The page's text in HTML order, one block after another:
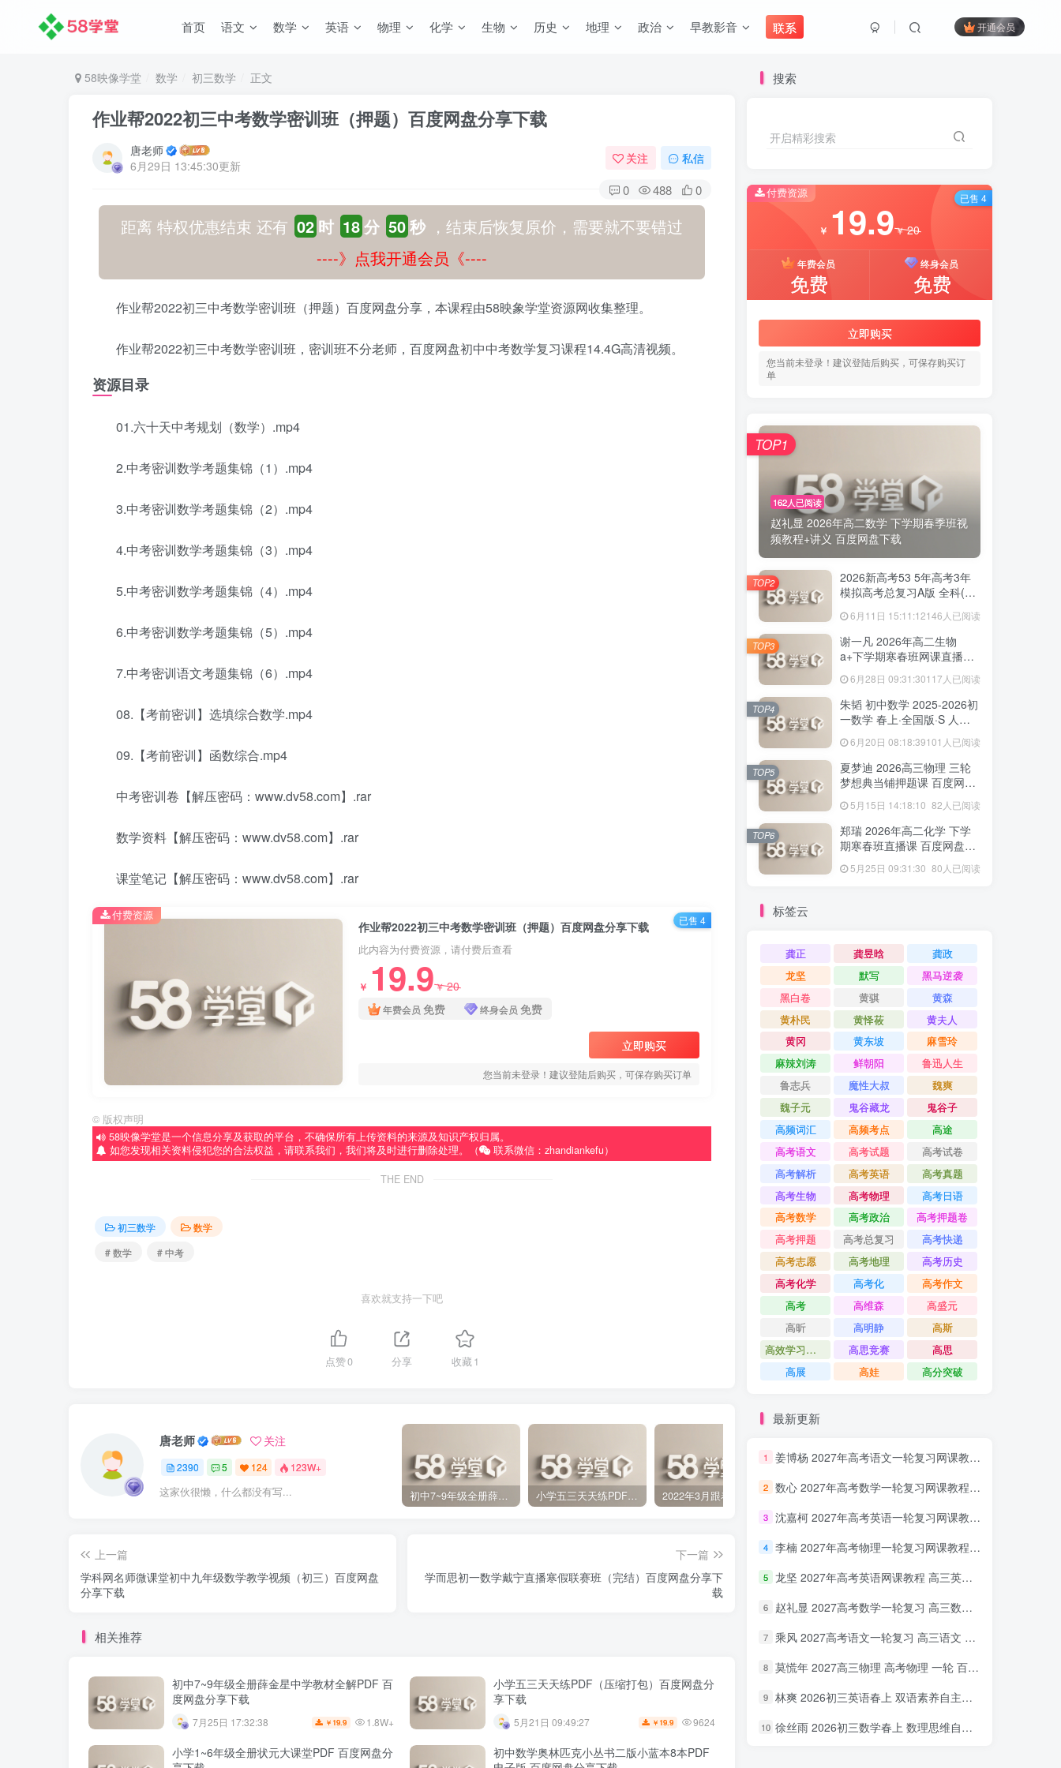
首页 语文 数学 英语 物理 化学 生物 历史 地理 政治 早教影音 联系 开通会员
58映像学堂 数学 初三数学 正文
作业帮2022初三中考数学密训班（押题）百度网盘分享下载
唐老师
6月29日 13:45:30更新
关注 私信
0 488 0
距离 特权优惠结束 还有 02 时 18分 49秒，结束后恢复原价，需要就不要错过
----》点我开通会员《----
作业帮2022初三中考数学密训班（押题）百度网盘分享，本课程由58映象学堂资源网收集整理。
作业帮2022初三中考数学密训班，密训班不分老师，百度网盘初中中考数学复习课程14.4G高清视频。
资源目录
01.六十天中考规划（数学）.mp4
2.中考密训数学考题集锦（1）.mp4
3.中考密训数学考题集锦（2）.mp4
4.中考密训数学考题集锦（3）.mp4
5.中考密训数学考题集锦（4）.mp4
6.中考密训数学考题集锦（5）.mp4
7.中考密训语文考题集锦（6）.mp4
08.【考前密训】选填综合数学.mp4
09.【考前密训】函数综合.mp4
中考密训卷【解压密码：www.dv58.com】.rar
数学资料【解压密码：www.dv58.com】.rar
课堂笔记【解压密码：www.dv58.com】.rar
作业帮2022初三中考数学密训班（押题）百度网盘分享下载
此内容为付费资源，请付费后查看
￥ 19.9￥20
年费会员 免费 终身会员 免费
立即购买
您当前未登录！建议登陆后购买，可保存购买订单
付费资源 已售 4
© 版权声明
58映像学堂是一个信息分享及获取的平台，不确保所有上传资料的来源及知识产权归属。
如您发现相关资料侵犯您的合法权益，请联系我们，我们将及时进行删除处理。（
联系微信：zhandiankefu）
THE END
初三数学
数学
# 数学
# 中考
喜欢就支持一下吧
点赞0 分享 收藏1
唐老师 关注
2390 5 124 123W+
这家伙很懒，什么都没有写... 初中7~9年级全册薛金星中学教材全解PDF 百度网盘分享下载 小学五三天天练PDF（压缩打包）百度网盘分享下载 2022年3月跟着书本去旅行 百度网盘分享下载
上一篇
学科网名师微课堂初中九年级数学教学视频（初三）百度网盘
分享下载
下一篇
学而思初一数学戴宁直播寒假联赛班（完结）百度网盘分享下
载
相关推荐
初中7~9年级全册薛金星中学教材全解PDF 百
度网盘分享下载
7月25日 17:32:38 ￥ 19.9 1.8W+
小学五三天天练PDF（压缩打包）百度网盘分
享下载
5月21日 09:49:27 ￥ 19.9 9624
小学1~6年级全册状元大课堂PDF 百度网盘分
初中数学奥林匹克小丛书二版小蓝本8本PDF
搜索
开启精彩搜索
付费资源
￥ 19.9￥20
年费会员
免费
终身会员
免费
立即购买
您当前未登录！建议登陆后购买，可保存购买订
单
已售 4
162人已阅读
赵礼显 2026年高二数学 下学期春季班视
频教程+讲义 百度网盘下载
TOP1
2026新高考53 5年高考3年
模拟高考总复习A版 全科(无
6月11日 15:11:12146人已阅读
TOP2
谢一凡 2026年高二生物
a+下学期寒春班网课直播教
6月28日 09:31:30117人已阅读
TOP3
朱韬 初中数学 2025-2026初
一数学 春上·全国版·S 人教
6月20日 08:18:39101人已阅读
TOP4
夏梦迪 2026高三物理 三轮
梦想典当铺押题课 百度网盘
5月15日 14:18:10 82人已阅读
TOP5
郑瑞 2026年高二化学 下学
期寒春班直播课 百度网盘下
5月25日 09:31:30 80人已阅读
TOP6
标签云
龚正 龚昱晗
龚政
龙坚
默写
黑马逆袭
黑白卷
黄骐
黄森
黄朴民
黄怿莜
黄夫人
黄冈
黄东坡
麻雪玲
麻辣刘涛
鲜朝阳
鲁迅人生
鲁志兵
魔性大叔
魏爽
魏子元
鬼谷藏龙
鬼谷子
高频词汇
高频考点
高途
高考语文
高考试题
高考试卷
高考解析
高考英语
高考真题
高考生物
高考物理
高考日语
高考数学
高考政治
高考押题卷
高考押题
高考总复习
高考快递
高考志愿
高考地理
高考历史
高考化学
高考化
高考作文
高考
高维森
高盛元
高昕
高明静
高斯
高效学习方法课
高思竞赛
高思
高展
高娃 高分突破
最新更新
1 姜博杨 2027年高考语文一轮复习网课教程 高三语文 上学期暑假班视频教程 百度网盘下载
2 数心 2027年高考数学一轮复习网课教程 高三数学 上学期暑假班视频教程 百度网盘下载
3 沈嘉柯 2027年高考英语一轮复习网课教程 高三英语 上学期暑假班视频教程 百度网盘下载
4 李楠 2027年高考物理一轮复习网课教程 高三物理 上学期暑假班视频教程 百度网盘下载
5 龙坚 2027年高考英语网课教程 高三英语 一轮复习视频教程 百度网盘下载
6 赵礼显 2027高考数学一轮复习 高三数学 网课视频教程暑假班 百度网盘下载
7 乘风 2027高考语文一轮复习 高三语文 网课视频教程暑秋班 百度网盘下载
8 莫慌年 2027高三物理 高考物理 一轮 百度网盘下载
9 林爽 2026初三英语春上 双语素养自主学习·TY·A+（一期）百度网盘下载
10 徐丝雨 2026初三数学春上 数理思维自主学习·TY·A+（二期）百度网盘下载